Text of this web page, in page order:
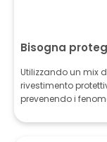
Bisogna
Utilizzando un mix
rivestimento
prevenendo i